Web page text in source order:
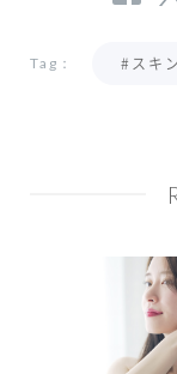
Tag： #スキ